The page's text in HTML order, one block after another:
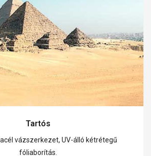
Tartós
vázszerkezet, UV-álló kétrétegű
fóliaborítás.